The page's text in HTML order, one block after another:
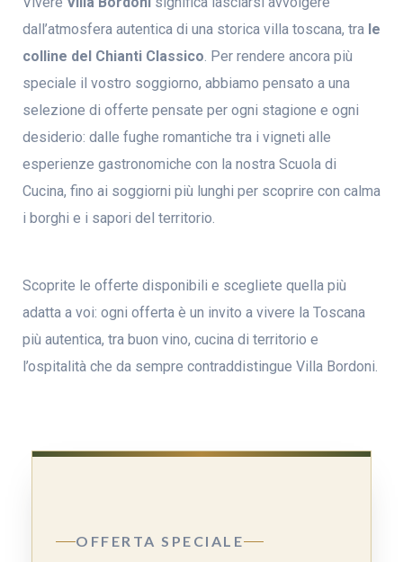
dall’atmosfera autentica di una storica villa toscana, tra le
colline del Chianti Classico. Per rendere ancora più
speciale il vostro soggiorno, abbiamo pensato a una
selezione di offerte pensate per ogni stagione e ogni
desiderio: dalle fughe romantiche tra i vigneti alle
esperienze gastronomiche con la nostra Scuola di
Cucina, fino ai soggiorni più lunghi per scoprire con calma
i borghi e i sapori del territorio.
Scoprite le offerte disponibili e scegliete quella più
adatta a voi: ogni offerta è un invito a vivere la Toscana
più autentica, tra buon vino, cucina di territorio e
l’ospitalità che da sempre contraddistingue Villa Bordoni.
OFFERTA SPECIALE